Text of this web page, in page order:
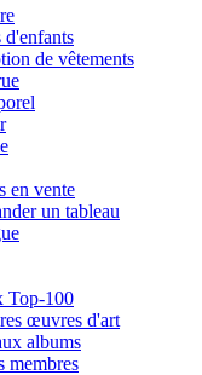
d'enfants
de vêtements
en vente
un tableau
Top-100
œuvres d'art
albums
membres